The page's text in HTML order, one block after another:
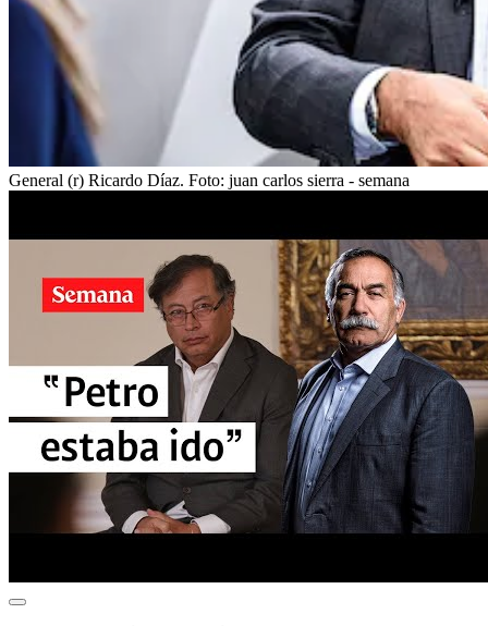
General (r) Ricardo Díaz. Foto: juan carlos sierra - semana